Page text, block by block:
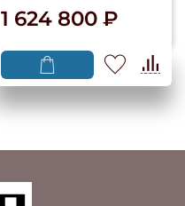
1 624 800 ₽